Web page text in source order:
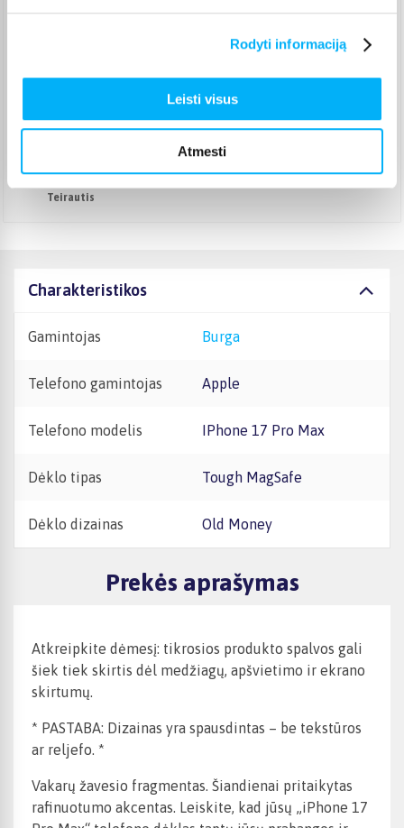
Rodyti informaciją
Leisti visus
Atmesti
Smartposti paštomatas (2,39 €)
DPD paštomatas (3,99 €)
Atsiėmimas Veiverių g. 171, Kaunas (1,99 €)
Teirautis
Charakteristikos
Gamintojas Burga
Telefono gamintojas Apple
Telefono modelis iPhone 17 Pro Max
Dėklo tipas Tough MagSafe
Dėklo dizainas Old Money
Prekės aprašymas
Atkreipkite dėmesį: tikrosios produkto spalvos gali
šiek tiek skirtis dėl medžiagų, apšvietimo ir ekrano
skirtumų.
* PASTABA: Dizainas yra spausdintas – be tekstūros
ar reljefo. *
Vakarų žavesio fragmentas. Šiandienai pritaikytas
rafinuotumo akcentas. Leiskite, kad jūsų „iPhone 17